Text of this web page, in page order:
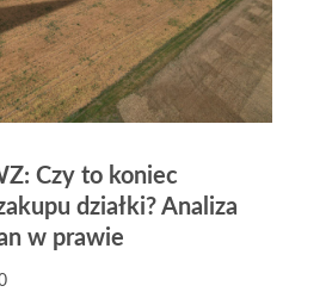
Czy to koniec
działki? Analiza
w prawie